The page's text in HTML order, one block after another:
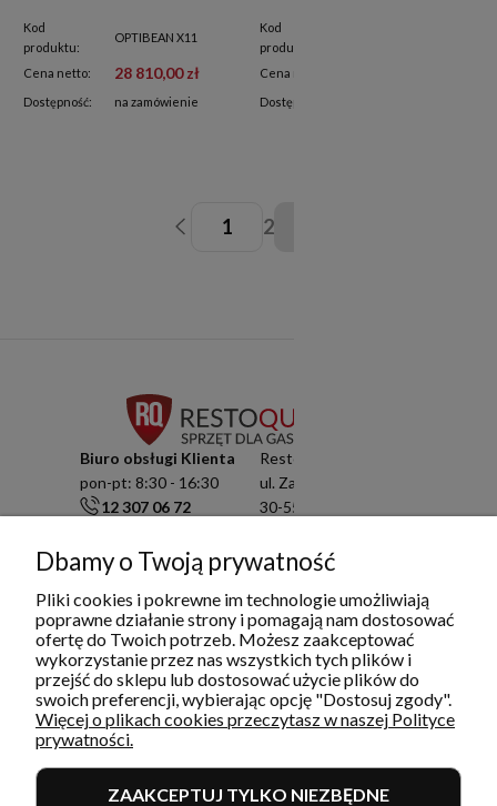
Kod
produktu:
OPTIBEAN X11
Cena netto: 28 810,00 zł
Dostępność: na zamówienie
Kod
produktu:
Cena netto:
Dostępność:
1 2
Biuro obsługi Klienta
pon-pt: 8:30 - 16:30
12 307 06 72
info@restoquality.pl
Serwis
pon-pt: 8:30 - 16:30
577 609 633
serwis@restoquality.pl
Resto Quality Sp. z o.o.
ul. Zamknięta 10/1.5
30-554 Kraków
KRS: 0000511822
INFORMACJE
Dbamy o Twoją prywatność
Pliki cookies i pokrewne im technologie umożliwiają
poprawne działanie strony i pomagają nam dostosować
ofertę do Twoich potrzeb. Możesz zaakceptować
wykorzystanie przez nas wszystkich tych plików i
przejść do sklepu lub dostosować użycie plików do
swoich preferencji, wybierając opcję "Dostosuj zgody".
Więcej o plikach cookies przeczytasz w naszej Polityce
prywatności.
ZAAKCEPTUJ TYLKO NIEZBĘDNE